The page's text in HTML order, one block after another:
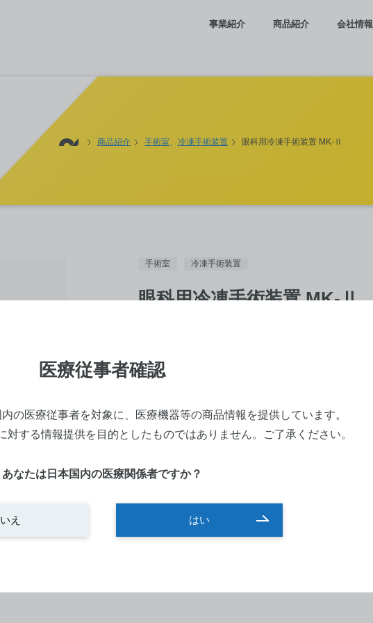
事業紹介 商品紹介 会社情報
医療従事者確認
の医療従事者を対象に、医療機器等の商品情報を提供しています。
対する情報提供を目的としたものではありません。ご了承ください。
あなたは日本国内の医療関係者ですか？
え はい
商品紹介 手術室 冷凍手術装置 眼科用冷凍手術装置 MK-Ⅱ
手術室 冷凍手術装置
眼科用冷凍手術装置 MK-Ⅱ
型番：AU-CR4000